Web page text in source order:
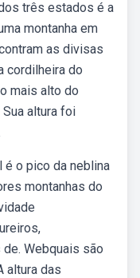
três estados é a
montanha em
as divisas
cordilheira do
mais alto do
altura foi
é o pico da neblina
montanhas do
Webquais são
altura das